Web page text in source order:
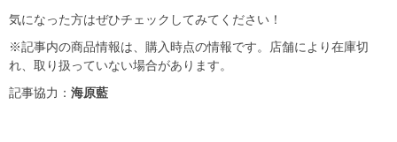
気になった方はぜひチェックしてみてください！
※記事内の商品情報は、購入時点の情報です。店舗により在庫切
れ、取り扱っていない場合があります。
記事協力： 海原藍